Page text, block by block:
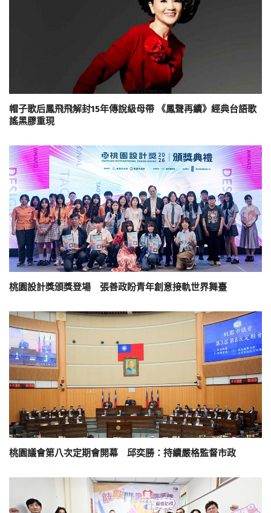
帽子歌后鳳飛飛解封15年傳說級母帶 《鳳聲再續》經典台語歌
謠黑膠重現
桃園設計獎頒獎登場 張善政盼青年創意接軌世界舞臺
桃園議會第八次定期會開幕 邱奕勝：持續嚴格監督市政